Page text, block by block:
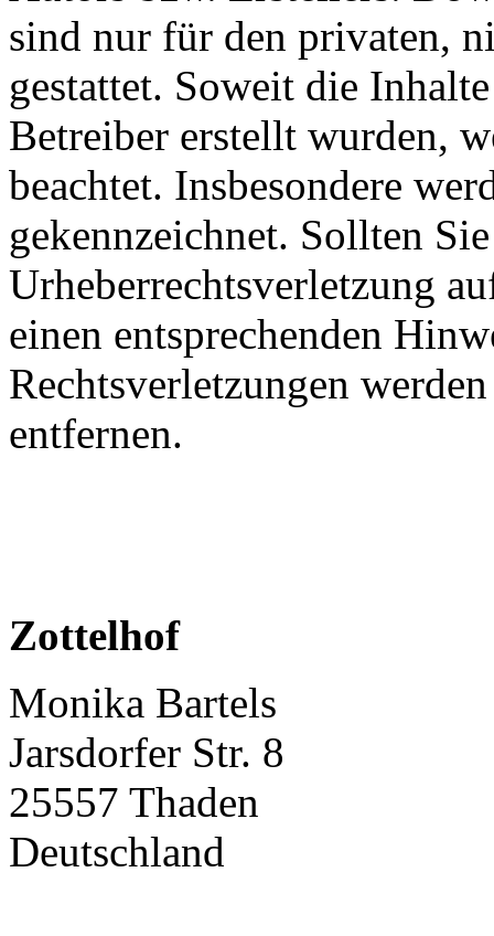
sind nur für den privaten,
gestattet. Soweit die
Betreiber erstellt wurden,
beachtet. Insbesondere
gekennzeichnet. Sollten
Urheberrechtsverletzung
einen entsprechenden
Rechtsverletzungen
entfernen.
Zottelhof
Monika Bartels
Jarsdorfer Str. 8
25557 Thaden
Deutschland